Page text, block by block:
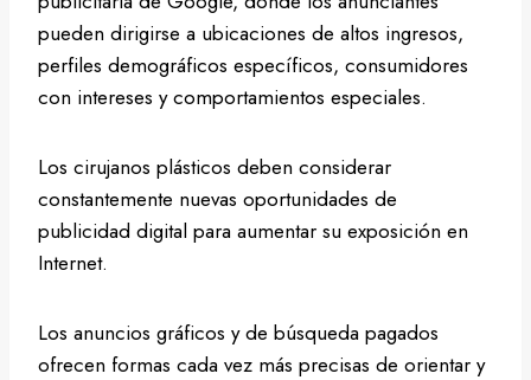
pueden dirigirse a ubicaciones de altos ingresos,
perfiles demográficos específicos, consumidores
con intereses y comportamientos especiales.
Los cirujanos plásticos deben considerar
constantemente nuevas oportunidades de
publicidad digital para aumentar su exposición en
Internet.
Los anuncios gráficos y de búsqueda pagados
ofrecen formas cada vez más precisas de orientar y